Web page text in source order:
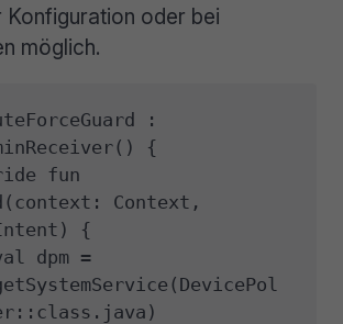
Konfiguration oder bei
möglich.
:
{
Context,
{